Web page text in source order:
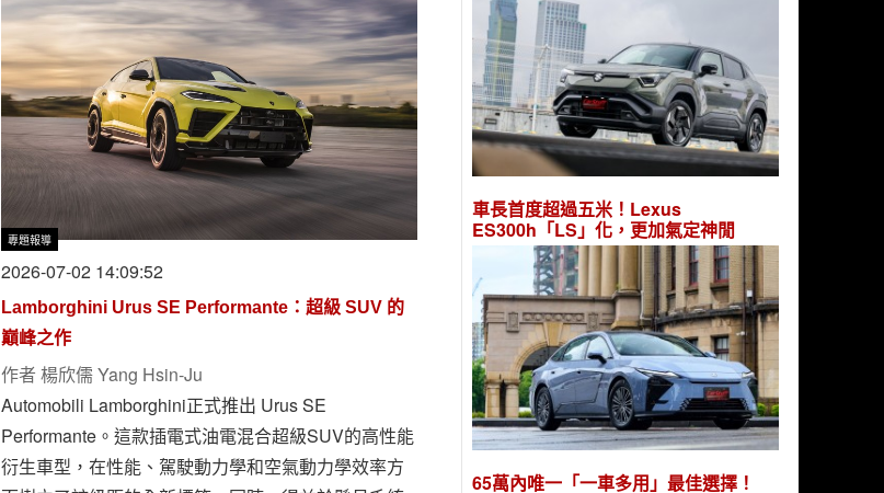
專題報導
2026-07-02 14:09:52
Lamborghini Urus SE Performante：超級 SUV 的
巔峰之作
作者 楊欣儒 Yang Hsin-Ju
Automobili Lamborghini正式推出 Urus SE
Performante。這款插電式油電混合超級SUV的高性能
衍生車型，在性能、駕駛動力學和空氣動力學效率方
車長首度超過五米！Lexus
ES300h「LS」化，更加氣定神閒
65萬內唯一「一車多用」最佳選擇！